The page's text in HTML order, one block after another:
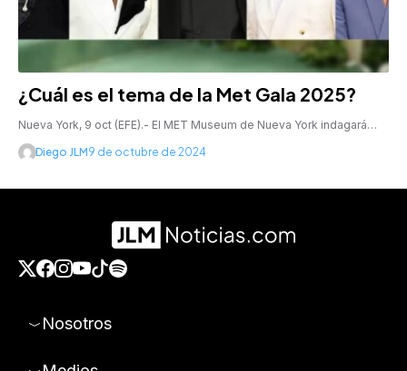
¿Cuál es el tema de la Met Gala 2025?
Nueva York, 9 oct (EFE).- El MET Museum de Nueva York indagará…
Diego JLM9 de octubre de 2024
Nosotros